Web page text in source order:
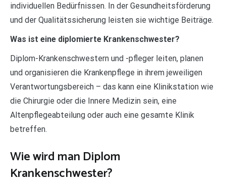
individuellen Bedürfnissen. In der Gesundheitsförderung
und der Qualitätssicherung leisten sie wichtige Beiträge.
Was ist eine diplomierte Krankenschwester?
Diplom-Krankenschwestern und -pfleger leiten, planen
und organisieren die Krankenpflege in ihrem jeweiligen
Verantwortungsbereich – das kann eine Klinikstation wie
die Chirurgie oder die Innere Medizin sein, eine
Altenpflegeabteilung oder auch eine gesamte Klinik
betreffen.
Wie wird man Diplom
Krankenschwester?